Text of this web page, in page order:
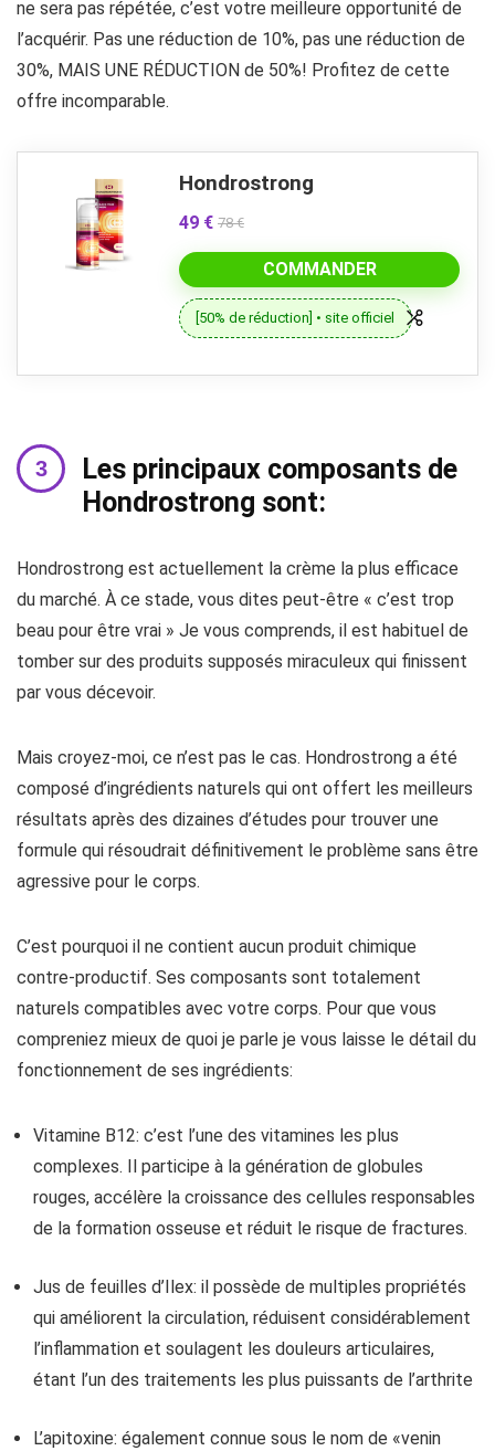
ne sera pas répétée, c’est votre meilleure opportunité de
l’acquérir. Pas une réduction de 10%, pas une réduction de
30%, MAIS UNE RÉDUCTION de 50%! Profitez de cette
offre incomparable.
Hondrostrong
49 € 78 €
COMMANDER
[50% de réduction] • site officiel
Les principaux composants de
Hondrostrong sont:
Hondrostrong est actuellement la crème la plus efficace
du marché. À ce stade, vous dites peut-être « c’est trop
beau pour être vrai » Je vous comprends, il est habituel de
tomber sur des produits supposés miraculeux qui finissent
par vous décevoir.
Mais croyez-moi, ce n’est pas le cas. Hondrostrong a été
composé d’ingrédients naturels qui ont offert les meilleurs
résultats après des dizaines d’études pour trouver une
formule qui résoudrait définitivement le problème sans être
agressive pour le corps.
C’est pourquoi il ne contient aucun produit chimique
contre-productif. Ses composants sont totalement
naturels compatibles avec votre corps. Pour que vous
compreniez mieux de quoi je parle je vous laisse le détail du
fonctionnement de ses ingrédients:
Vitamine B12: c’est l’une des vitamines les plus
complexes. Il participe à la génération de globules
rouges, accélère la croissance des cellules responsables
de la formation osseuse et réduit le risque de fractures.
Jus de feuilles d’Ilex: il possède de multiples propriétés
qui améliorent la circulation, réduisent considérablement
l’inflammation et soulagent les douleurs articulaires,
étant l’un des traitements les plus puissants de l’arthrite
L’apitoxine: également connue sous le nom de «venin